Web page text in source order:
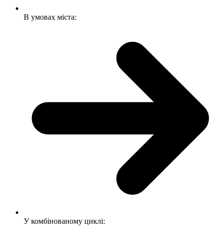
В умовах міста:
У комбінованому циклі: